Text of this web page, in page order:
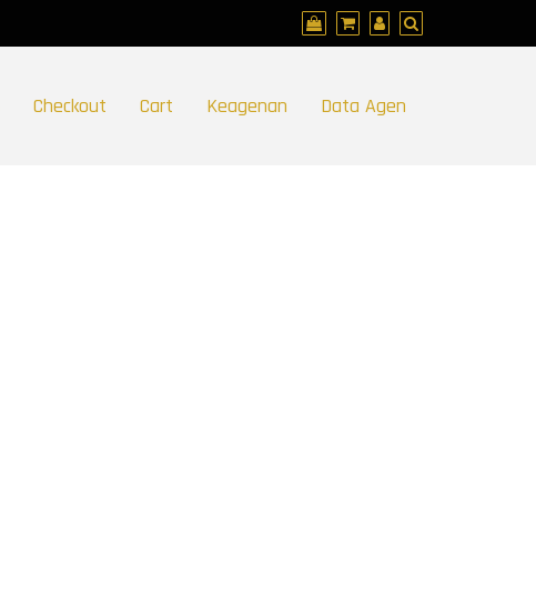
Checkout Cart Keagenan Data Agen